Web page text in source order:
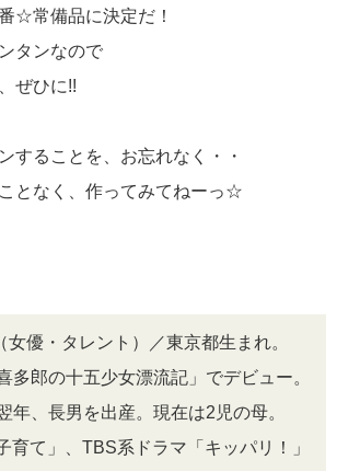
☆常備品に決定だ！
タンなので
ぜひに!!
することを、お忘れなく・・
となく、作ってみてねーっ☆
女優・タレント）／東京都生まれ。
多郎の十五少女漂流記」でデビュー。
年、長男を出産。現在は2児の母。
育て」、TBS系ドラマ「キッパリ！」